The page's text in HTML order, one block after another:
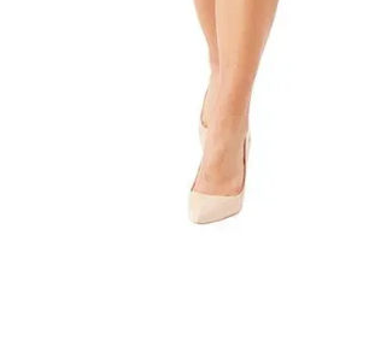
– Kort, MobilePay & AnyDay